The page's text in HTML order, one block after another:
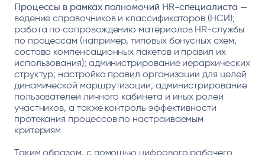
Процессы в рамках полномочий HR-специалиста —
ведение справочников и классификаторов (НСИ);
работа по сопровождению материалов HR-службы
по процессам (например, типовых бонусных схем,
состава компенсационных пакетов и правил их
использования); администрирование иерархических
структур; настройка правил организации для целей
динамической маршрутизации; администрирование
пользователей личного кабинета и иных ролей
участников, а также контроль эффективности
протекания процессов по настраиваемым
критериям.
Таким образом, с помощью цифрового рабочего